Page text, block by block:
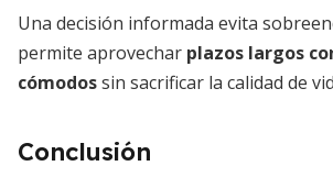
Una decisión informada evita
permite aprovechar plazos largos
cómodossin sacrificar la calidad de
Conclusión